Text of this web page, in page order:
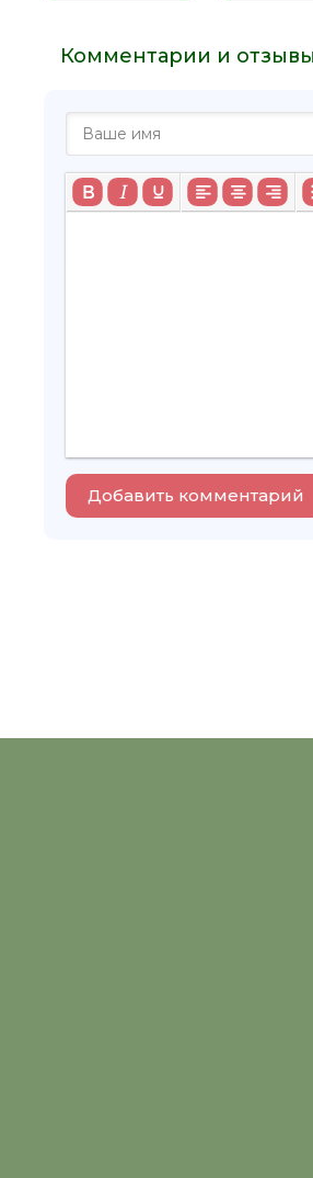
Комментарии и
Добавить комментарий